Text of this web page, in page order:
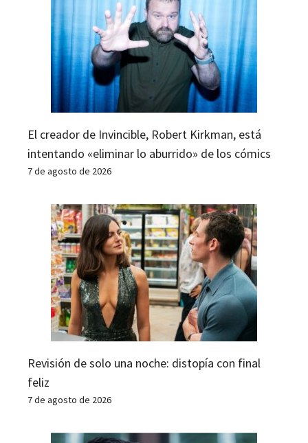
El creador de Invincible, Robert Kirkman, está
intentando «eliminar lo aburrido» de los cómics
7 de agosto de 2026
Revisión de solo una noche: distopía con final
feliz
7 de agosto de 2026